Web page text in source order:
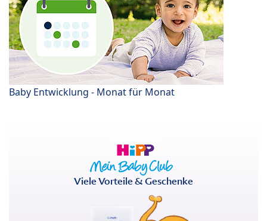
Baby Entwicklung - Monat für Monat
Viele Vorteile & Geschenke